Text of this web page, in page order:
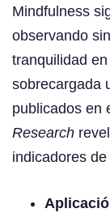
Mindfulness
observando
tranquilidad
sobrecargada
publicados en
Research
indicadores